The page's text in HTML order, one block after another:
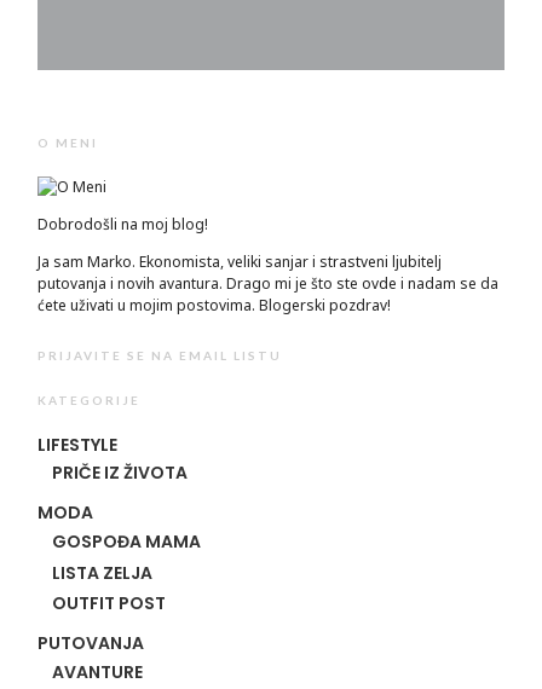
O MENI
Dobrodošli na moj blog!
Ja sam Marko. Ekonomista, veliki sanjar i strastveni ljubitelj
putovanja i novih avantura. Drago mi je što ste ovde i nadam se da
ćete uživati u mojim postovima. Blogerski pozdrav!
PRIJAVITE SE NA EMAIL LISTU
KATEGORIJE
LIFESTYLE
PRIČE IZ ŽIVOTA
MODA
GOSPOĐA MAMA
LISTA ZELJA
OUTFIT POST
PUTOVANJA
AVANTURE